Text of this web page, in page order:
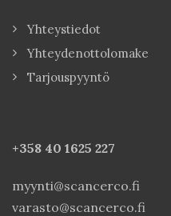
Yhteystiedot
Yhteydenottolomake
Tarjouspyyntö
+358 40 1625 227
myynti@scancerco.fi
varasto@scancerco.fi